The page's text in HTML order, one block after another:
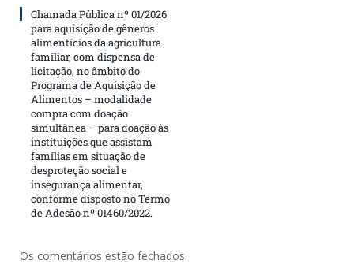
Chamada Pública nº 01/2026
para aquisição de gêneros
alimentícios da agricultura
familiar, com dispensa de
licitação, no âmbito do
Programa de Aquisição de
Alimentos – modalidade
compra com doação
simultânea – para doação às
instituições que assistam
famílias em situação de
desproteção social e
insegurança alimentar,
conforme disposto no Termo
de Adesão nº 01460/2022.
Os comentários estão fechados.